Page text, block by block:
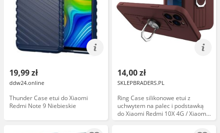
19,99 zł
ddw24.online
Thunder Case etui do Xiaomi
Redmi Note 9 Niebieskie
14,00 zł
SKLEPBRADERS.PL
Ring Case silikonowe etui z
uchwytem na palec i podstawką
do Xiaomi Redmi 10X 4G / Xiaomi
Redmi Note 9 brązowy